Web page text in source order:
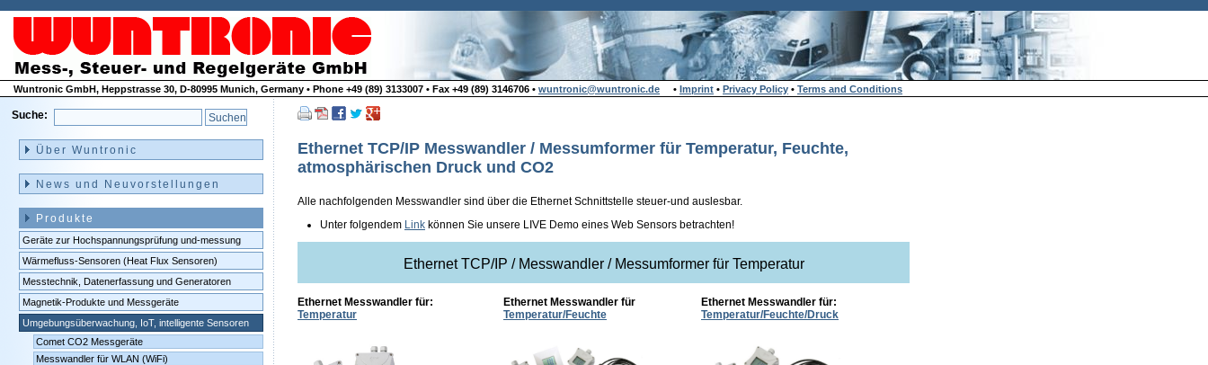
Wuntronic GmbH, Heppstrasse 30, D-80995 Munich, Germany • Phone +49 (89) 3133007 • Fax +49 (89) 3146706 • wuntronic@wuntronic.de • Imprint • Privacy Policy • Terms and Conditions
Ethernet TCP/IP Messwandler / Messumformer für Temperatur, Feuchte,
atmosphärischen Druck und CO2
Alle nachfolgenden Messwandler sind über die Ethernet Schnittstelle steuer-und auslesbar.
Unter folgendem Link können Sie unsere LIVE Demo eines Web Sensors betrachten!
Ethernet TCP/IP / Messwandler / Messumformer für Temperatur
Ethernet Messwandler für:
Temperatur
Ethernet Messwandler für
Temperatur/Feuchte
Ethernet Messwandler für:
Temperatur/Feuchte/Druck
Suche:
überspringen
Über Wuntronic
News und Neuvorstellungen
Produkte
Geräte zur Hochspannungsprüfung und-messung
Wärmefluss-Sensoren (Heat Flux Sensoren)
Messtechnik, Datenerfassung und Generatoren
Magnetik-Produkte und Messgeräte
Umgebungsüberwachung, IoT, intelligente Sensoren
Comet CO2 Messgeräte
Messwandler für WLAN (WiFi)